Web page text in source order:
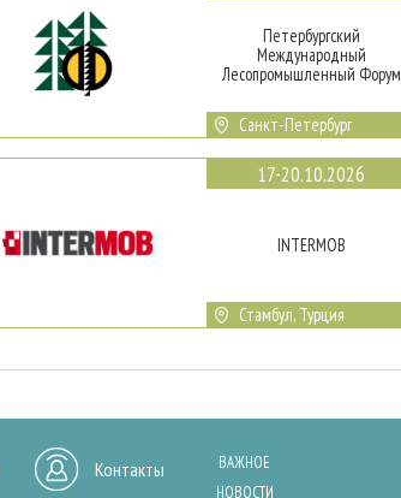
Петербургский
Международный
Лесопромышленный Форум
Санкт-Петербург
17-20.10.2026
INTERMOB
Стамбул, Турция
Контакты
ВАЖНОЕ
НОВОСТИ